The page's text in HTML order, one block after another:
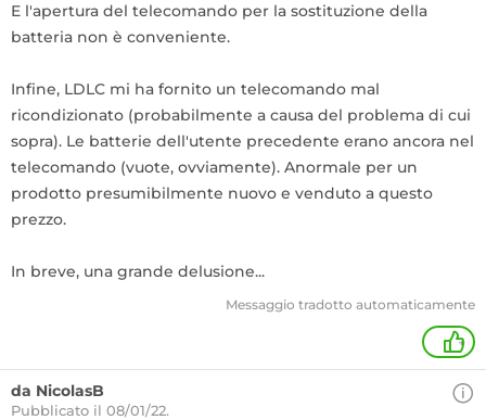
E l'apertura del telecomando per la sostituzione della
batteria non è conveniente.
Infine, LDLC mi ha fornito un telecomando mal
ricondizionato (probabilmente a causa del problema di cui
sopra). Le batterie dell'utente precedente erano ancora nel
telecomando (vuote, ovviamente). Anormale per un
prodotto presumibilmente nuovo e venduto a questo
prezzo.
In breve, una grande delusione...
Messaggio tradotto automaticamente
+
da NicolasB
Pubblicato il 08/01/22.